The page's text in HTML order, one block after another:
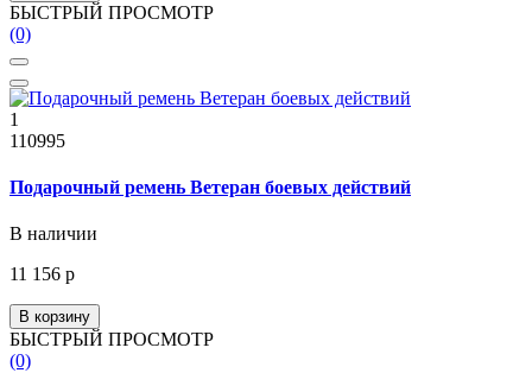
БЫСТРЫЙ ПРОСМОТР
(0)
1
110995
Подарочный ремень Ветеран боевых действий
В наличии
11 156 р
В корзину
БЫСТРЫЙ ПРОСМОТР
(0)